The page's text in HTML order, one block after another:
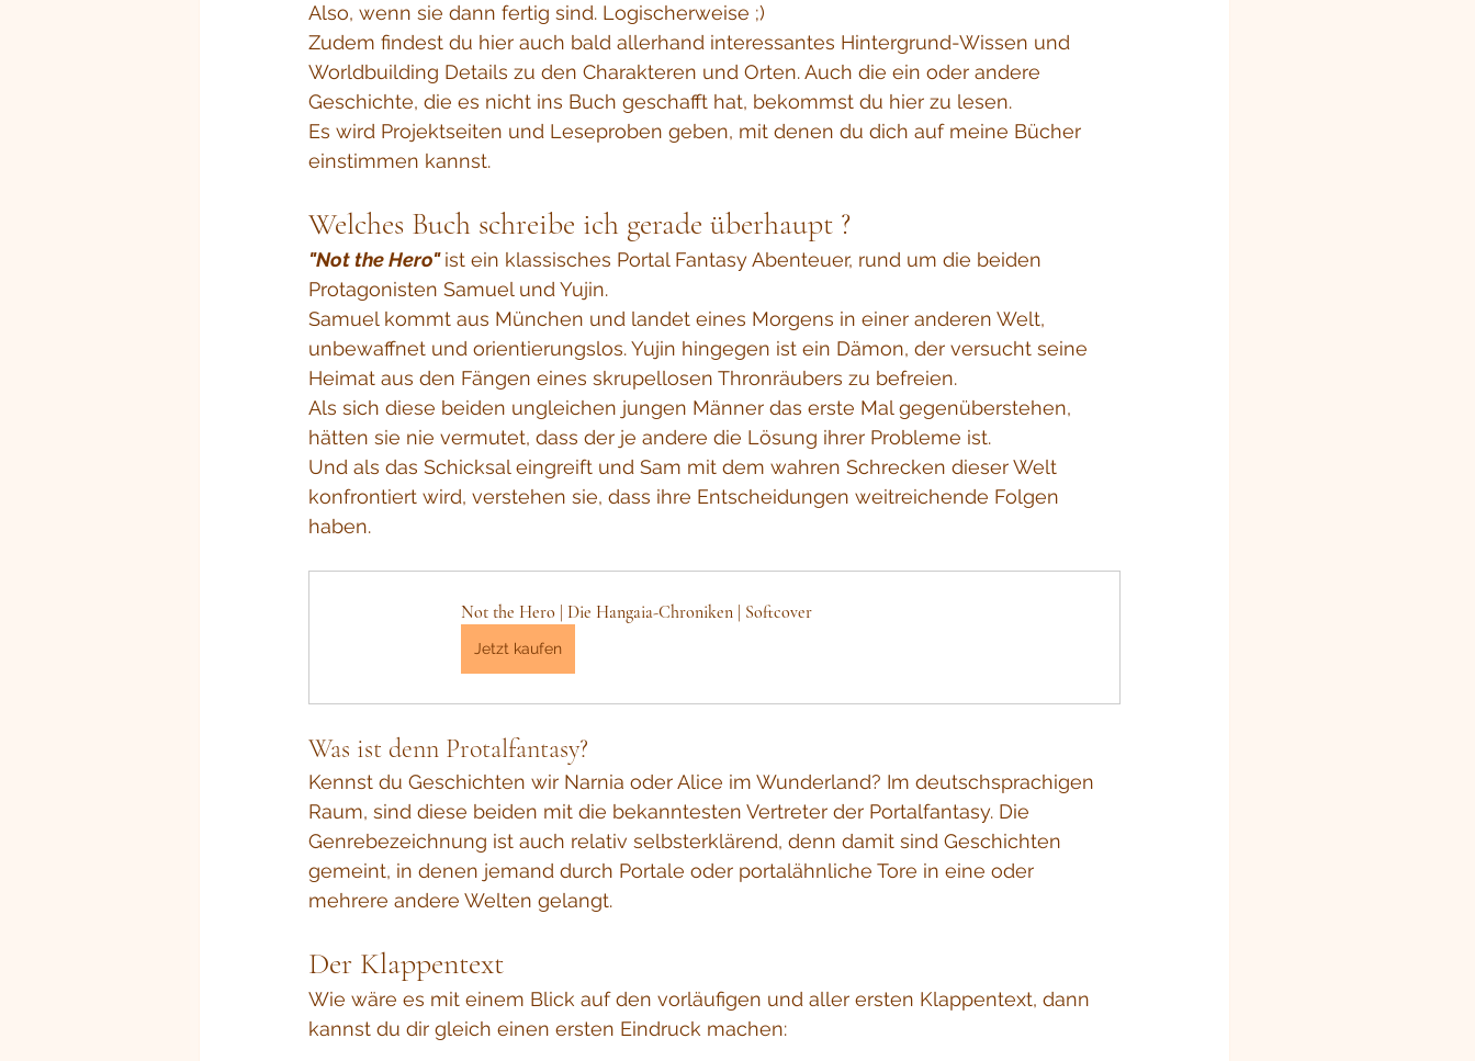
Also, wenn sie dann fertig sind. Logischerweise ;)
Zudem findest du hier auch bald allerhand interessantes Hintergrund-Wissen und
Worldbuilding Details zu den Charakteren und Orten. Auch die ein oder andere
Geschichte, die es nicht ins Buch geschafft hat, bekommst du hier zu lesen.
Es wird Projektseiten und Leseproben geben, mit denen du dich auf meine Bücher
einstimmen kannst.
Welches Buch schreibe ich gerade überhaupt ?
"Not the Hero" ist ein klassisches Portal Fantasy Abenteuer, rund um die beiden
Protagonisten Samuel und Yujin.
Samuel kommt aus München und landet eines Morgens in einer anderen Welt,
unbewaffnet und orientierungslos. Yujin hingegen ist ein Dämon, der versucht seine
Heimat aus den Fängen eines skrupellosen Thronräubers zu befreien.
Als sich diese beiden ungleichen jungen Männer das erste Mal gegenüberstehen,
hätten sie nie vermutet, dass der je andere die Lösung ihrer Probleme ist.
Und als das Schicksal eingreift und Sam mit dem wahren Schrecken dieser Welt
konfrontiert wird, verstehen sie, dass ihre Entscheidungen weitreichende Folgen
haben.
Not the Hero | Die Hangaia-Chroniken | Softcover
Jetzt kaufen
Was ist denn Protalfantasy?
Kennst du Geschichten wir Narnia oder Alice im Wunderland? Im deutschsprachigen
Raum, sind diese beiden mit die bekanntesten Vertreter der Portalfantasy. Die
Genrebezeichnung ist auch relativ selbsterklärend, denn damit sind Geschichten
gemeint, in denen jemand durch Portale oder portalähnliche Tore in eine oder
mehrere andere Welten gelangt.
Der Klappentext
Wie wäre es mit einem Blick auf den vorläufigen und aller ersten Klappentext, dann
kannst du dir gleich einen ersten Eindruck machen: